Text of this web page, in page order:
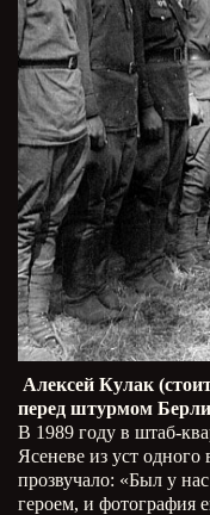
Алексей Кулак
перед штурмом
В 1989 году в штаб-
Ясеневе из уст одного
прозвучало: «Был у
героем, и фотография